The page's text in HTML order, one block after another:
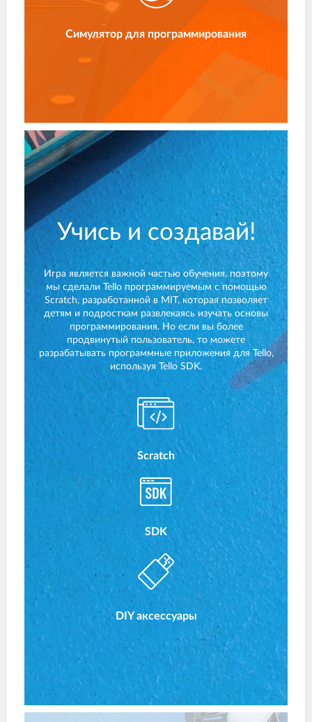
Симулятор для программирования
Учись и создавай!
Игра является важной частью обучения, поэтому
мы сделали Tello программируемым с помощью
Scratch, разработанной в MIT, которая позволяет
детям и подросткам развлекаясь изучать основы
программирования. Но если вы более
продвинутый пользователь, то можете
разрабатывать программные приложения для Tello,
используя Tello SDK.
Scratch
SDK
DIY аксессуары